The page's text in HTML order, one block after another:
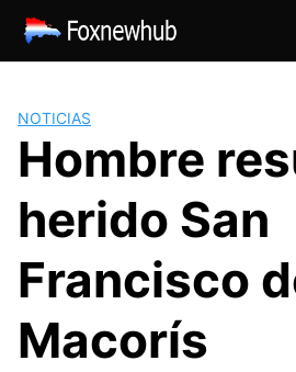
Saltar
contenido
NOTICIAS
Hombre
herido San
Francisco
Macorís